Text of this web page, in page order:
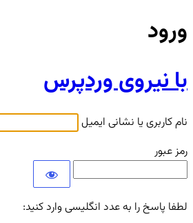
ورود
با نیروی وردپرس
نام کاربری یا نشانی ایمیل
رمز عبور
لطفا پاسخ را به عدد انگلیسی وارد کنید: